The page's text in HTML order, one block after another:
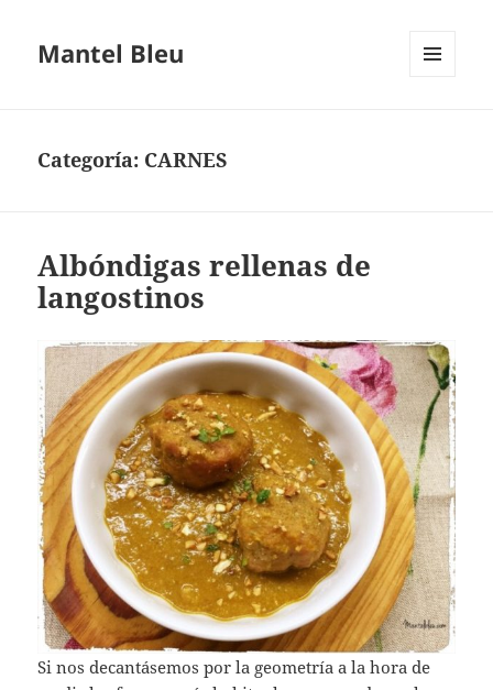
Mantel Bleu
Categoría: CARNES
Albóndigas rellenas de
langostinos
Si nos decantásemos por la geometría a la hora de